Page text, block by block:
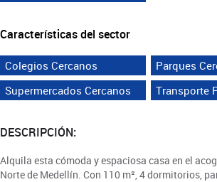
Características del sector
Colegios Cercanos
Parques
Supermercados Cercanos
Transporte
DESCRIPCIÓN:
Alquila esta cómoda y espaciosa casa en el
Norte de Medellín. Con 110 m², 4 dormitorios,